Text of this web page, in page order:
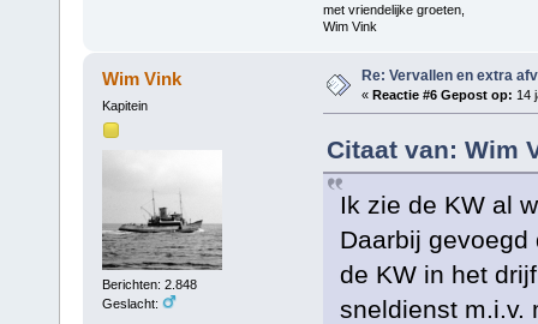
met vriendelijke groeten,
Wim Vink
Wim Vink
Kapitein
Berichten: 2.848
Geslacht:
Re: Vervallen en extra
« Reactie #6 Gepost op: 14
Citaat van: Wim
Ik zie de KW al
Daarbij
de KW in het
sneldienst m.i.v.